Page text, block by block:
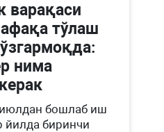
варақаси
тўлаш
нима
бошлаб иш
йилда биринчи